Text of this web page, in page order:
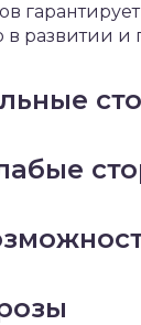
развитии и